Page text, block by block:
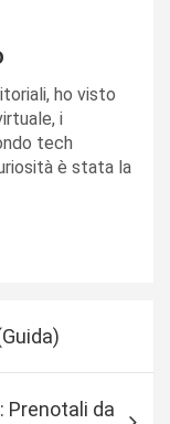
ho visto
i
tech
è stata la
Prenotali da